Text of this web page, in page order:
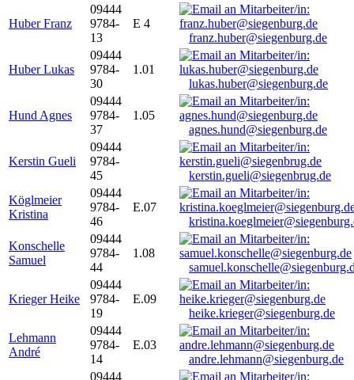
Huber Franz
09444
9784-
13
E 4
franz.huber@siegenburg.de
Huber Lukas
09444
9784-
30
1.01
lukas.huber@siegenburg.de
Hund Agnes
09444
9784-
37
1.05
agnes.hund@siegenburg.de
Kerstin Gueli
09444
9784-
45
kerstin.gueli@siegenbrug.de
Köglmeier
Kristina
09444
9784-
46
E.07
Konschelle
Samuel
09444
9784-
44
1.08
Krieger Heike
09444
9784-
19
E.09
heike.krieger@siegenburg.de
Lehmann
André
09444
9784-
14
E.03
andre.lehmann@siegenburg.de
09444